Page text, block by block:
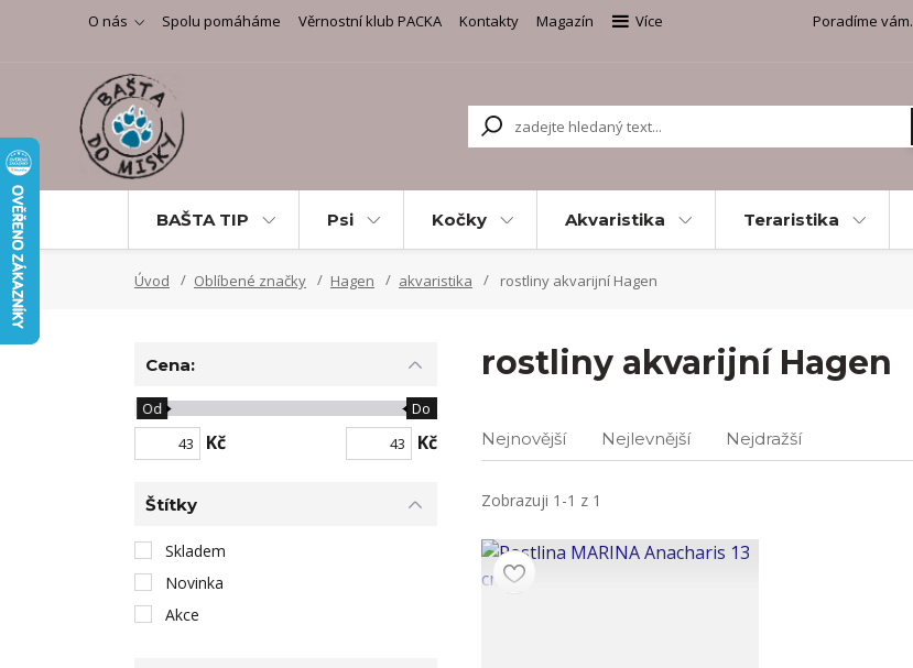
O nás Spolu pomáháme Věrnostní klub PACKA Kontakty Magazín
Více
Poradíme vám.
BAŠTA TIP Psi Kočky Akvaristika Teraristika
Úvod Oblíbené značky Hagen akvaristika rostliny akvarijní Hagen
rostliny akvarijní Hagen
Nejnovější Nejlevnější Nejdražší
Zobrazuji 1-1 z 1
Cena:
Kč
Od Do
Kč
Štítky
Skladem
Novinka
Akce